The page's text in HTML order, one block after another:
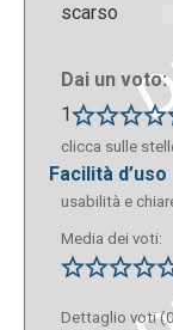
scarso
Dai un voto:
1
clicca sulle
facilità d’uso
usabilità e
Media dei voti:
Dettaglio voti